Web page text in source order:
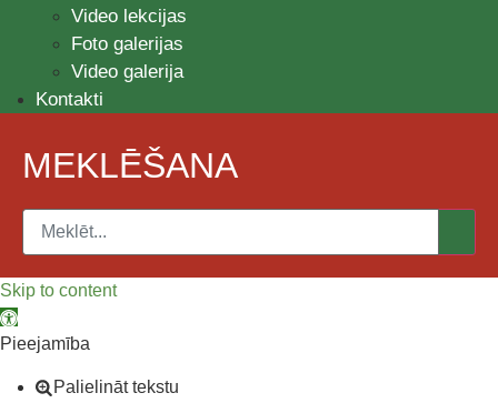
Video lekcijas
Foto galerijas
Video galerija
Kontakti
MEKLĒŠANA
Skip to content
Open toolbar
Pieejamība
Palielināt tekstu